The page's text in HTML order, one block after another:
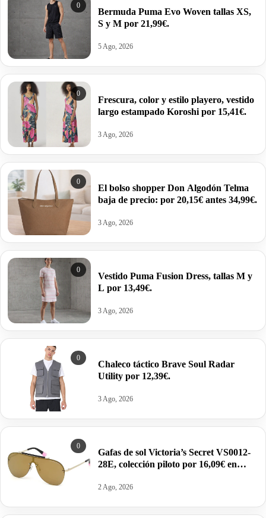
0
Bermuda Puma Evo Woven tallas XS,
S y M por 21,99€.
5 Ago, 2026
0
Frescura, color y estilo playero, vestido
largo estampado Koroshi por 15,41€.
3 Ago, 2026
0
El bolso shopper Don Algodón Telma
baja de precio: por 20,15€ antes 34,99€.
3 Ago, 2026
0
Vestido Puma Fusion Dress, tallas M y
L por 13,49€.
3 Ago, 2026
0
Chaleco táctico Brave Soul Radar
Utility por 12,39€.
3 Ago, 2026
0
Gafas de sol Victoria’s Secret VS0012-
28E, colección piloto por 16,09€ en
2 Ago, 2026